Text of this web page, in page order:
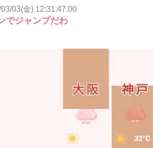
03(金) 12:31:47.00
でジャンプだわ